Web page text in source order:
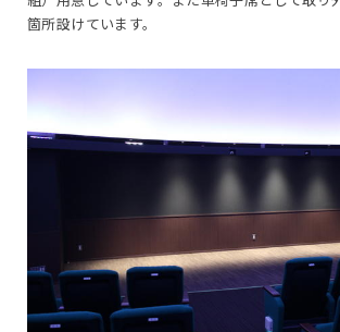
箇所設けています。